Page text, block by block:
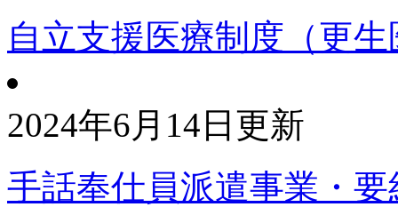
自立支援医療制度（更
2024年6月14日更新
手話奉仕員派遣事業・